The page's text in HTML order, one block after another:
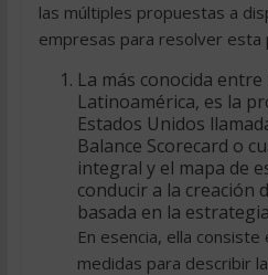
las múltiples propuestas a
empresas para resolver esta
La más conocida
Latinoamérica, es la
Estados Unidos
Balance Scorecard o
integral y el mapa de
conducir a la creación
basada en la
En esencia, ella consiste
medidas para describir